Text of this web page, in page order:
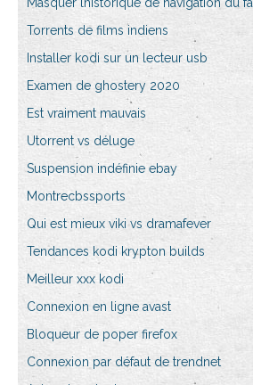
Torrents de films indiens
Installer kodi sur un lecteur usb
Examen de ghostery 2020
Est vraiment mauvais
Utorrent vs déluge
Suspension indéfinie ebay
Montrecbssports
Qui est mieux viki vs dramafever
Tendances kodi krypton builds
Meilleur xxx kodi
Connexion en ligne avast
Bloqueur de poper firefox
Connexion par défaut de trendnet